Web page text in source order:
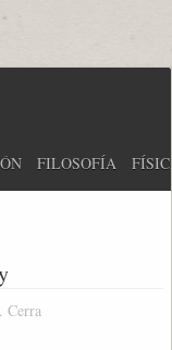
FILOSOFÍA
Cerra